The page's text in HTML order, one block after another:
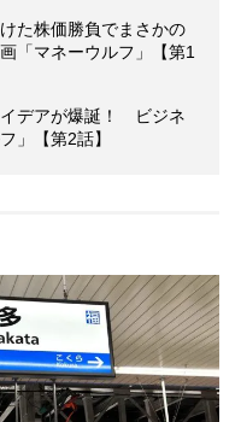
た株価勝負でまさかの
「マネーウルフ」【第1
デアが爆誕！ ビジネ
」【第2話】